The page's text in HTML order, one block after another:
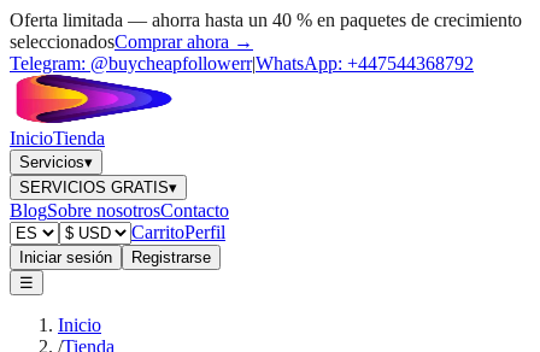
Oferta limitada — ahorra hasta un 40 % en paquetes de crecimiento
seleccionadosComprar ahora →
Telegram: @buycheapfollowerr|WhatsApp: +447544368792
InicioTienda
Servicios▾
SERVICIOS GRATIS▾
BlogSobre nosotrosContacto
CarritoPerfil
Iniciar sesión
Registrarse
☰
Inicio
/Tienda